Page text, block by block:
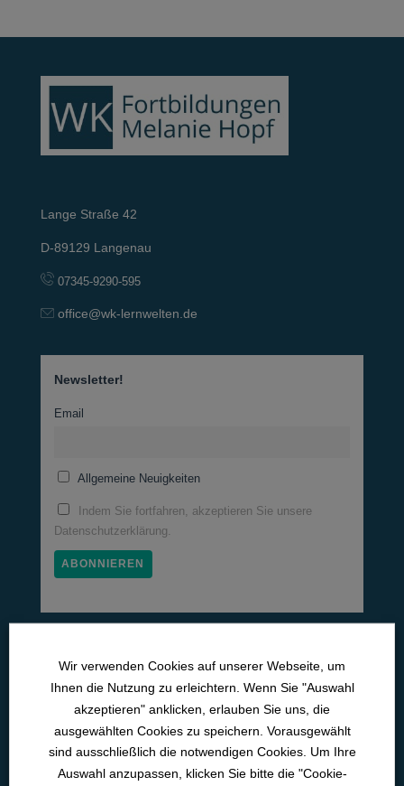
Lange Straße 42
D-89129 Langenau
07345-9290-595
office@wk-lernwelten.de
Newsletter!
Email
Allgemeine Neuigkeiten
Indem Sie fortfahren, akzeptieren Sie unsere
Datenschutzerklärung.
Medizinische Lernwelten
Pneumo­logie
Neurologie
Kardiologie
Intensiv­medizin
Wir verwenden Cookies auf unserer Webseite, um
Ihnen die Nutzung zu erleichtern. Wenn Sie "Auswahl
akzeptieren" anklicken, erlauben Sie uns, die
ausgewählten Cookies zu speichern. Vorausgewählt
sind ausschließlich die notwendigen Cookies. Um Ihre
Auswahl anzupassen, klicken Sie bitte die "Cookie-